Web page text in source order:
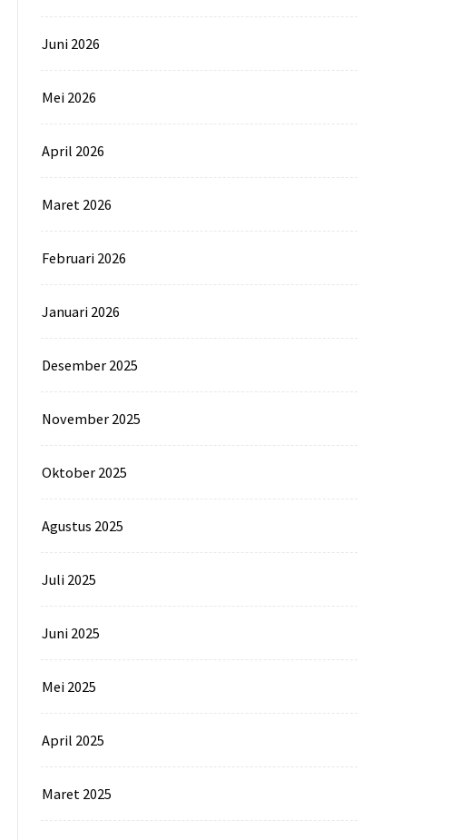
Juni 2026
Mei 2026
April 2026
Maret 2026
Februari 2026
Januari 2026
Desember 2025
November 2025
Oktober 2025
Agustus 2025
Juli 2025
Juni 2025
Mei 2025
April 2025
Maret 2025